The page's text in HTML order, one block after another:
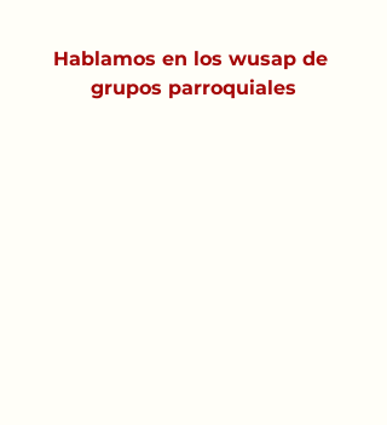
Hablamos en los wusap de
grupos parroquiales